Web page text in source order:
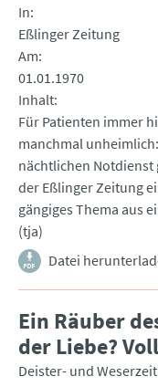
In
Eßlinger Zeitung
Am
01.01.1970
Inhalt
Für Patienten immer
manchmal
nächtlichen Notdienst
der Eßlinger Zeitung
gängiges Thema aus
(tja)
Datei
Ein Räuber
der Liebe?
Deister- und